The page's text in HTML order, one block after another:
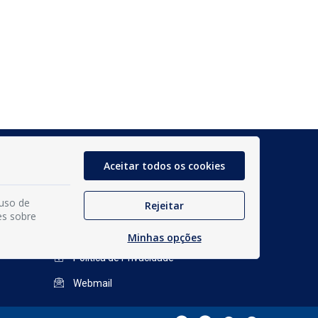
Glossário
Mapa do Site
Perguntas Frequentes
Manual de Navegação
Política de Privacidade
Webmail
de
sobre
Aceitar todos os cookies
Rejeitar
Minhas opções